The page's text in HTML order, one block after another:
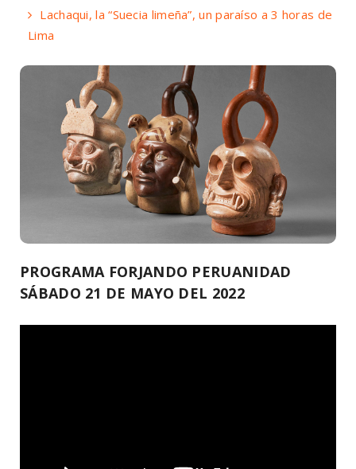
Lachaqui, la “Suecia limeña”, un paraíso a 3 horas de
Lima
PROGRAMA FORJANDO PERUANIDAD
SÁBADO 21 DE MAYO DEL 2022